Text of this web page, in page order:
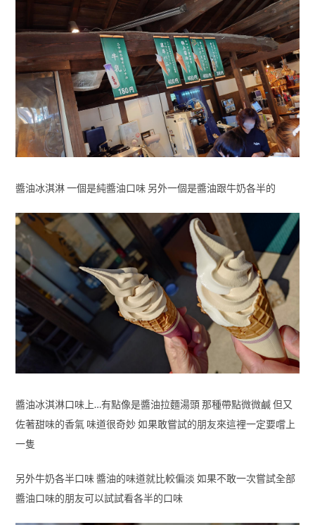
醬油冰淇淋 一個是純醬油口味 另外一個是醬油跟牛奶各半的
醬油冰淇淋口味上…有點像是醬油拉麵湯頭 那種帶點微微鹹 但又
佐著甜味的香氣 味道很奇妙 如果敢嘗試的朋友來這裡一定要嚐上
一隻
另外牛奶各半口味 醬油的味道就比較偏淡 如果不敢一次嘗試全部
醬油口味的朋友可以試試看各半的口味